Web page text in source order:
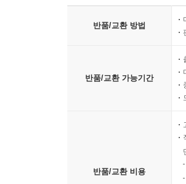
반품/교환 방법
반품/교환 가능기간
반품/교환 비용